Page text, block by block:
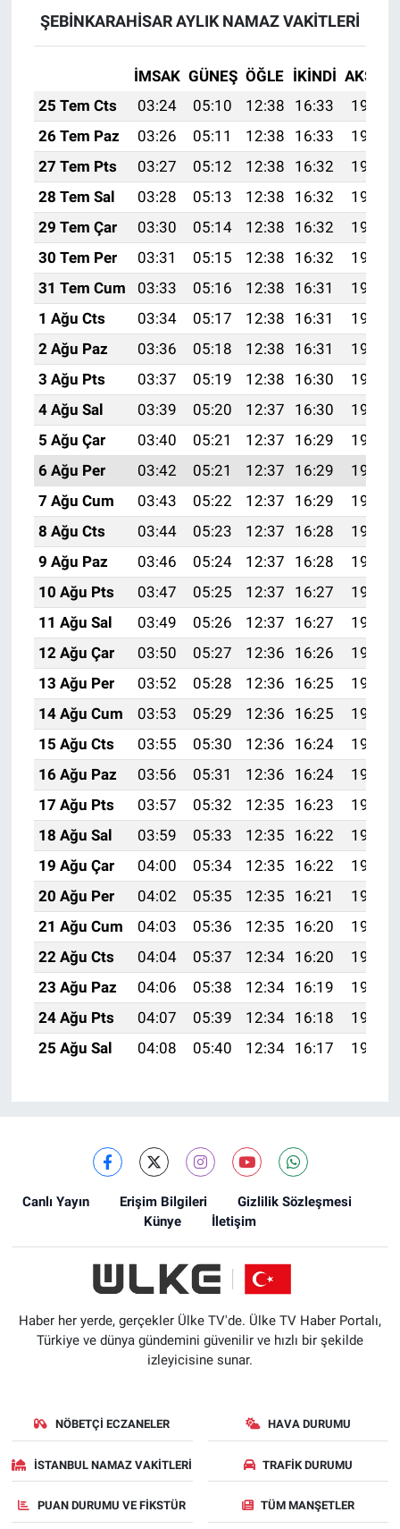
ŞEBİNKARAHİSAR AYLIK NAMAZ VAKITLERI
İMSAK GÜNEŞ ÖĞLE İKINDI AKŞAM
25 Tem Cts
03:24 05:10 12:38 16:33
19:55
26 Tem Paz
03:26 05:11 12:38 16:33
19:55
27 Tem Pts
03:27 05:12 12:38 16:32
19:54
28 Tem Sal
03:28 05:13 12:38 16:32
19:53
29 Tem Çar
03:30 05:14 12:38 16:32
19:52
30 Tem Per
03:31 05:15 12:38 16:32
19:51
31 Tem Cum
03:33 05:16 12:38 16:31
19:50
1 Ağu Cts
03:34 05:17 12:38 16:31
19:49
2 Ağu Paz
03:36 05:18 12:38 16:31
19:48
3 Ağu Pts
03:37 05:19 12:38 16:30
19:47
4 Ağu Sal
03:39 05:20 12:37 16:30
19:45
5 Ağu Çar
03:40 05:21 12:37 16:29
19:44
6 Ağu Per
03:42 05:21 12:37 16:29
19:43
7 Ağu Cum
03:43 05:22 12:37 16:29
19:42
8 Ağu Cts
03:44 05:23 12:37 16:28
19:41
9 Ağu Paz
03:46 05:24 12:37 16:28
19:40
10 Ağu Pts
03:47 05:25 12:37 16:27
19:38
11 Ağu Sal
03:49 05:26 12:37 16:27
19:37
12 Ağu Çar
03:50 05:27 12:36 16:26
19:36
13 Ağu Per
03:52 05:28 12:36 16:25
19:34
14 Ağu Cum
03:53 05:29 12:36 16:25
19:33
15 Ağu Cts
03:55 05:30 12:36 16:24
19:32
16 Ağu Paz
03:56 05:31 12:36 16:24
19:30
17 Ağu Pts
03:57 05:32 12:35 16:23
19:29
18 Ağu Sal
03:59 05:33 12:35 16:22
19:28
19 Ağu Çar
04:00 05:34 12:35 16:22
19:26
20 Ağu Per
04:02 05:35 12:35 16:21
19:25
21 Ağu Cum
04:03 05:36 12:35 16:20
19:23
22 Ağu Cts
04:04 05:37 12:34 16:20
19:22
23 Ağu Paz
04:06 05:38 12:34 16:19
19:20
24 Ağu Pts
04:07 05:39 12:34 16:18
19:19
25 Ağu Sal
04:08 05:40 12:34 16:17 19:17
Canlı Yayın Erişim Bilgileri
Gizlilik Sözleşmesi
Künye
İletişim
Haber her yerde, gerçekler Ülke TV'de. Ülke TV Haber Portalı,
Türkiye ve dünya gündemini güvenilir ve hızlı bir şekilde
izleyicisine sunar.
NÖBETÇI ECZANELER HAVA DURUMU
İSTANBUL NAMAZ VAKITLERI TRAFIK DURUMU
PUAN DURUMU VE FIKSTÜR TÜM MANŞETLER